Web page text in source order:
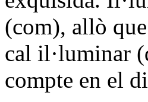
(com), allò
cal il·luminar
compte en el